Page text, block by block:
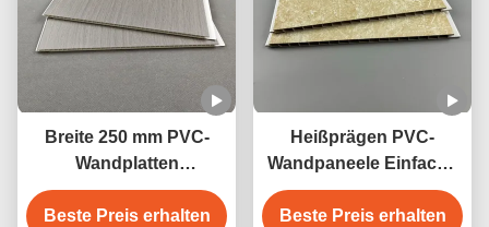
Breite 250 mm PVC-
Wandplatten
Feuchtigkeitsdichte
PVC-Deckenplatten 250
Beste Preis erhalten
Heißprägen PVC-
Wandpaneele Einfache
Installation Leicht
wasserdicht
Beste Preis erhalten